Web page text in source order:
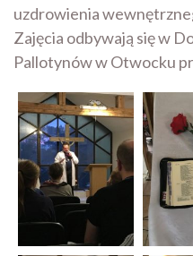
uzdrowienia
Zajęcia odbywają się w
Pallotynów w Otwocku